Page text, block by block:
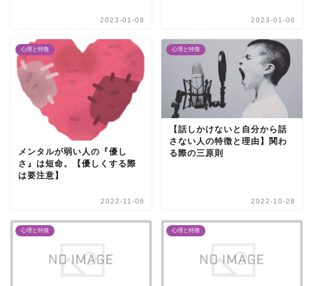
2023-01-08 2023-01-06
心理と特徴
メンタルが弱い人の『優し
さ』は短命。【優しくする際
は要注意】
2022-11-06
心理と特徴
【話しかけないと自分から話
さない人の特徴と理由】関わ
る際の三原則
2022-10-28
心理と特徴 心理と特徴